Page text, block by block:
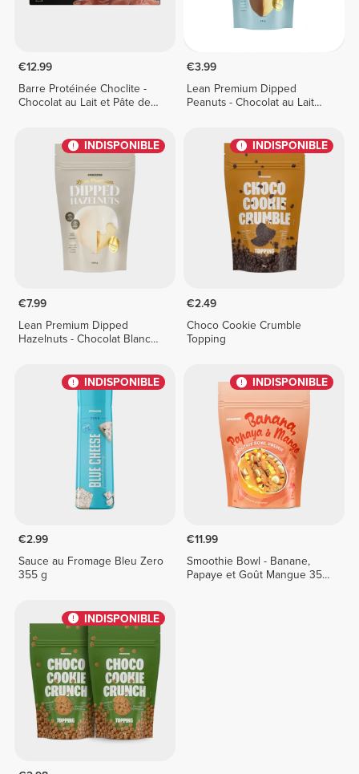
€12.99
Barre Protéinée Choclite -
Chocolat au Lait et Pâte de
€3.99
Lean Premium Dipped
Peanuts - Chocolat au Lait
INDISPONIBLE
€7.99
Lean Premium Dipped
Hazelnuts - Chocolat Blanc
INDISPONIBLE
€2.49
Choco Cookie Crumble
Topping
INDISPONIBLE
€2.99
Sauce au Fromage Bleu Zero
355 g
INDISPONIBLE
€11.99
Smoothie Bowl - Banane,
Papaye et Goût Mangue 350
INDISPONIBLE